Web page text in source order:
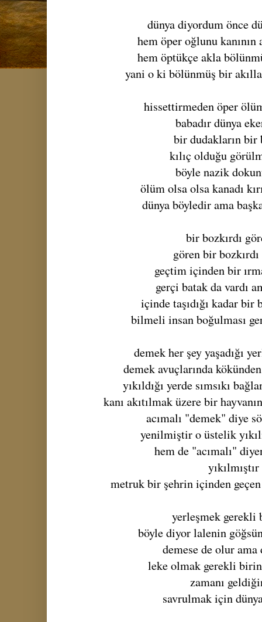
dünya diyordum önce
hem öper oğlunu kanının
hem öptükçe akla
yani o ki bölünmüş bir
hissettirmeden öper
babadır dünya
bir dudakların bir
kılıç olduğu
böyle nazik
ölüm olsa olsa kanadı
dünya böyledir ama
bir bozkırdı
gören bir
geçtim içinden bir
gerçi batak da vardı
içinde taşıdığı kadar bir
bilmeli insan boğulması
demek her şey yaşadığı
demek avuçlarında
yıkıldığı yerde sımsıkı
kanı akıtılmak üzere bir
acımalı "demek" diye
yenilmiştir o üstelik
hem de "acımalı"
yıkılmıştır
metruk bir şehrin içinden
yerleşmek gerekli
böyle diyor lalenin
demese de olur
leke olmak gerekli
zamanı
savrulmak için